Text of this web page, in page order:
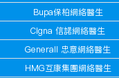
Bupa保柏網絡醫生
Cigna 信諾網絡醫生
Generali 忠意網絡醫生
HMG互康集團網絡醫生